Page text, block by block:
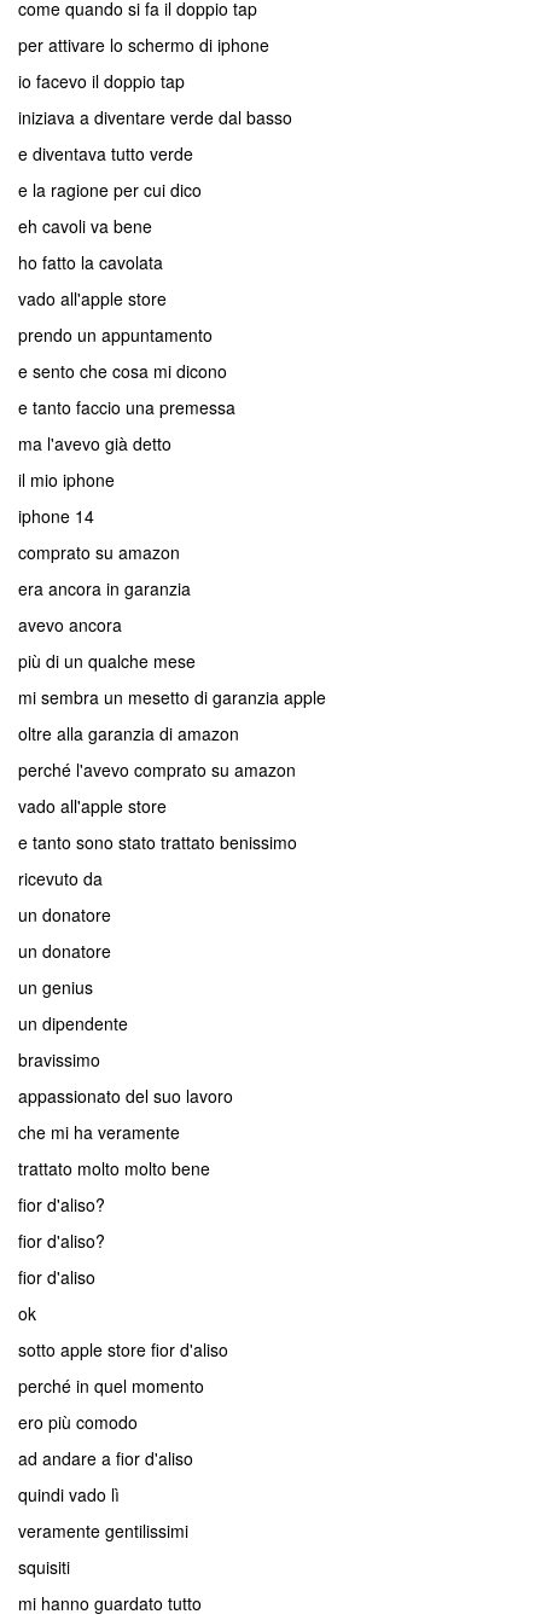
come quando si fa il doppio tap
per attivare lo schermo di iphone
io facevo il doppio tap
iniziava a diventare verde dal basso
e diventava tutto verde
e la ragione per cui dico
eh cavoli va bene
ho fatto la cavolata
vado all'apple store
prendo un appuntamento
e sento che cosa mi dicono
e tanto faccio una premessa
ma l'avevo già detto
il mio iphone
iphone 14
comprato su amazon
era ancora in garanzia
avevo ancora
più di un qualche mese
mi sembra un mesetto di garanzia apple
oltre alla garanzia di amazon
perché l'avevo comprato su amazon
vado all'apple store
e tanto sono stato trattato benissimo
ricevuto da
un donatore
un donatore
un genius
un dipendente
bravissimo
appassionato del suo lavoro
che mi ha veramente
trattato molto molto bene
fior d'aliso?
fior d'aliso?
fior d'aliso
ok
sotto apple store fior d'aliso
perché in quel momento
ero più comodo
ad andare a fior d'aliso
quindi vado lì
veramente gentilissimi
squisiti
mi hanno guardato tutto